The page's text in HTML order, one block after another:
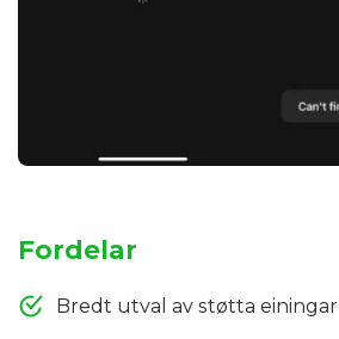
Fordelar
Bredt utval av støtta einingar